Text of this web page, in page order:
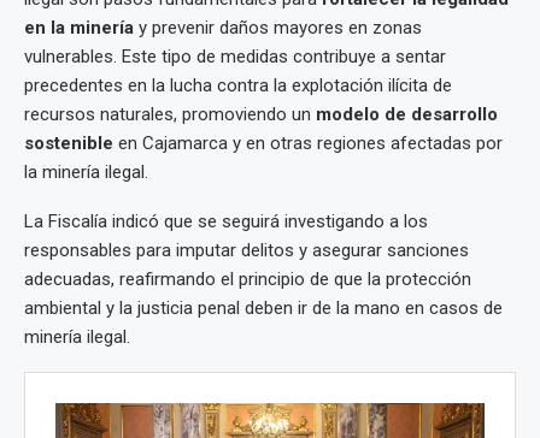
en la minería y prevenir daños mayores en zonas
vulnerables. Este tipo de medidas contribuye a sentar
precedentes en la lucha contra la explotación ilícita de
recursos naturales, promoviendo un modelo de desarrollo
sostenible en Cajamarca y en otras regiones afectadas por
la minería ilegal.
La Fiscalía indicó que se seguirá investigando a los
responsables para imputar delitos y asegurar sanciones
adecuadas, reafirmando el principio de que la protección
ambiental y la justicia penal deben ir de la mano en casos de
minería ilegal.